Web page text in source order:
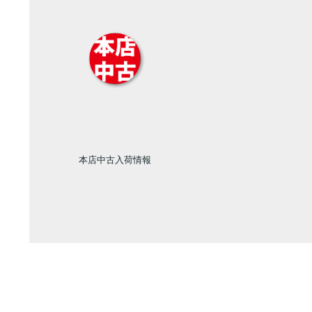
本店中古入荷情報